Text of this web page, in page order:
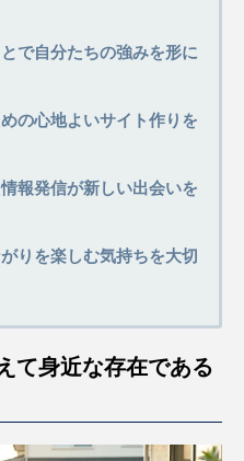
で自分たちの強みを形に
の心地よいサイト作りを
報発信が新しい出会いを
りを楽しむ気持ちを大切
て身近な存在である